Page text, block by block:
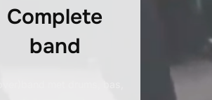
Complete
band